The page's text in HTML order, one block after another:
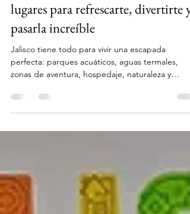
¿Vacaciones sin salir de Jalisco? 12
lugares para refrescarte, divertirte y
pasarla increíble
Jalisco tiene todo para vivir una escapada
zonas de aventura, hospedaje, naturaleza y
espacios para disfrutar con amigos, en pareja o